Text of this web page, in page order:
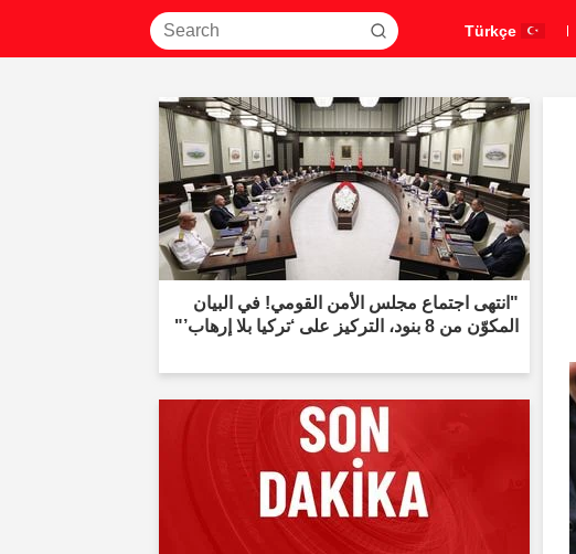
"انتهى اجتماع مجلس الأمن القومي! في البيان
المكوّن من 8 بنود، التركيز على ‘تركيا بلا إرهاب’"